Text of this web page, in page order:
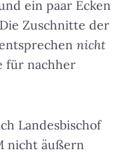
ein paar Ecken
Zuschnitte der
nicht
für nachher
Landesbischof
nicht äußern